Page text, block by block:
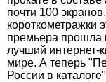
почти 100
короткометражки
премьера прошла
лучший интернет-
мире. А теперь
России в